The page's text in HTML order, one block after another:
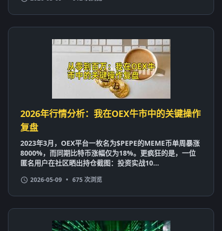
2026年行情分析：我在OEX牛市中的关键操作
复盘
2023年3月，OEX平台一枚名为$PEPE的MEME币单周暴涨
8000%，而同期比特币涨幅仅为18%。更疯狂的是，一位
匿名用户在社区晒出持仓截图：投资实战10...
2026-05-09 • 675 次浏览